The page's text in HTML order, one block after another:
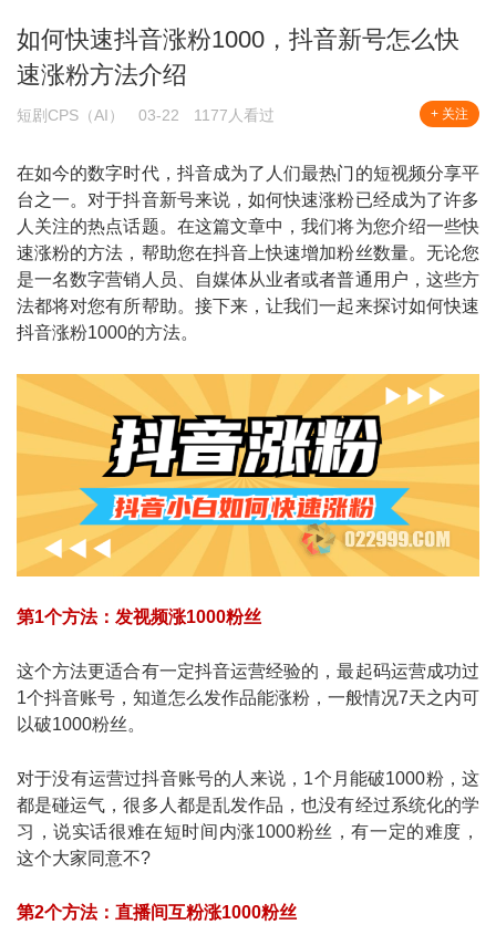
如何快速抖音涨粉1000，抖音新号怎么快
速涨粉方法介绍
短剧CPS（AI） 03-22 1177人看过 + 关注
在如今的数字时代，抖音成为了人们最热门的短视频分享平
台之一。对于抖音新号来说，如何快速涨粉已经成为了许多
人关注的热点话题。在这篇文章中，我们将为您介绍一些快
速涨粉的方法，帮助您在抖音上快速增加粉丝数量。无论您
是一名数字营销人员、自媒体从业者或者普通用户，这些方
法都将对您有所帮助。接下来，让我们一起来探讨如何快速
抖音涨粉1000的方法。
第1个方法：发视频涨1000粉丝
这个方法更适合有一定抖音运营经验的，最起码运营成功过
1个抖音账号，知道怎么发作品能涨粉，一般情况7天之内可
以破1000粉丝。
对于没有运营过抖音账号的人来说，1个月能破1000粉，这
都是碰运气，很多人都是乱发作品，也没有经过系统化的学
习，说实话很难在短时间内涨1000粉丝，有一定的难度，
这个大家同意不?
第2个方法：直播间互粉涨1000粉丝